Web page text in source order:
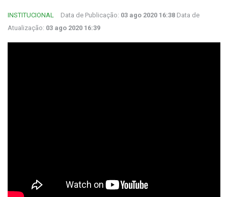
INSTITUCIONAL Data de Publicação: 03 ago 2020 16:38 Data de
Atualização: 03 ago 2020 16:39